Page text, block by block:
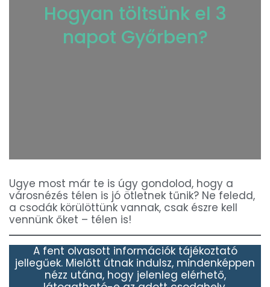
Hogyan töltsünk el 3
napot Győrben?
Ugye most már te is úgy gondolod, hogy a
városnézés télen is jó ötletnek tűnik? Ne feledd,
a csodák körülöttünk vannak, csak észre kell
vennünk őket – télen is!
A fent olvasott információk tájékoztató
jellegűek. Mielőtt útnak indulsz, mindenképpen
nézz utána, hogy jelenleg elérhető,